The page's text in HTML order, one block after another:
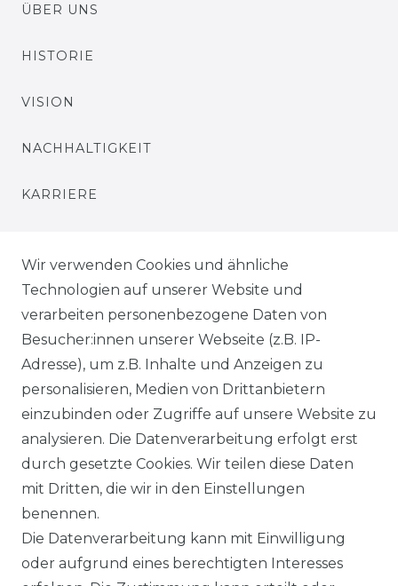
ÜBER UNS
HISTORIE
VISION
NACHHALTIGKEIT
KARRIERE
BLOG
VORTEILE
☛ TOP Marken – TOP Qualität
☞ Fachhändler mit Beratung
☛ Über 30.000 Top Bewertungen
Wir verwenden Cookies und ähnliche
Technologien auf unserer Website und
verarbeiten personenbezogene Daten von
Besucher:innen unserer Webseite (z.B. IP-
Adresse), um z.B. Inhalte und Anzeigen zu
personalisieren, Medien von Drittanbietern
einzubinden oder Zugriffe auf unsere Website zu
analysieren. Die Datenverarbeitung erfolgt erst
durch gesetzte Cookies. Wir teilen diese Daten
mit Dritten, die wir in den Einstellungen
benennen.
Die Datenverarbeitung kann mit Einwilligung
oder aufgrund eines berechtigten Interesses